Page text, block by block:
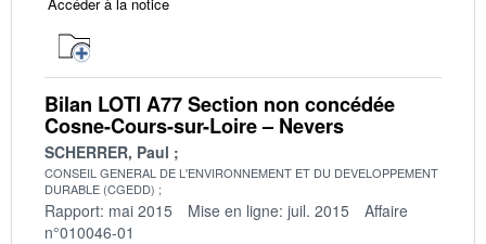
Bilan LOTI A77 Section non concédée
Cosne-Cours-sur-Loire – Nevers
SCHERRER, Paul
CONSEIL GENERAL DE L'ENVIRONNEMENT ET DU DEVELOPPEMENT
DURABLE (CGEDD)
Rapport: mai 2015 Mise en ligne: juil. 2015
Affaire
n°010046-01